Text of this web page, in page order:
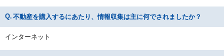
不動産を購入するにあたり、情報収集は主に何でされましたか？
インターネット